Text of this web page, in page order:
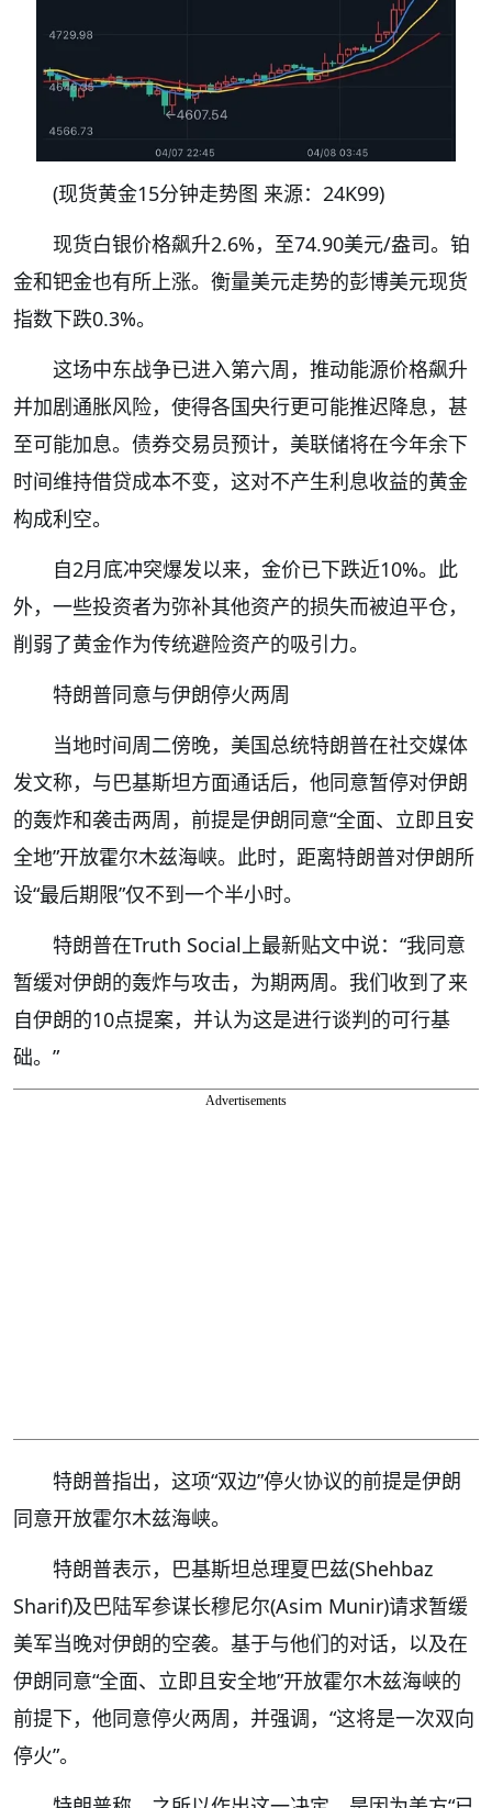
(现货黄金15分钟走势图 来源：24K99)
现货白银价格飙升2.6%，至74.90美元/盎司。铂
金和钯金也有所上涨。衡量美元走势的彭博美元现货
指数下跌0.3%。
这场中东战争已进入第六周，推动能源价格飙升
并加剧通胀风险，使得各国央行更可能推迟降息，甚
至可能加息。债券交易员预计，美联储将在今年余下
时间维持借贷成本不变，这对不产生利息收益的黄金
构成利空。
自2月底冲突爆发以来，金价已下跌近10%。此
外，一些投资者为弥补其他资产的损失而被迫平仓，
削弱了黄金作为传统避险资产的吸引力。
特朗普同意与伊朗停火两周
当地时间周二傍晚，美国总统特朗普在社交媒体
发文称，与巴基斯坦方面通话后，他同意暂停对伊朗
的轰炸和袭击两周，前提是伊朗同意“全面、立即且安
全地”开放霍尔木兹海峡。此时，距离特朗普对伊朗所
设“最后期限”仅不到一个半小时。
特朗普在Truth Social上最新贴文中说：“我同意
暂缓对伊朗的轰炸与攻击，为期两周。我们收到了来
自伊朗的10点提案，并认为这是进行谈判的可行基
础。”
Advertisements
特朗普指出，这项“双边”停火协议的前提是伊朗
同意开放霍尔木兹海峡。
特朗普表示，巴基斯坦总理夏巴兹(Shehbaz
Sharif)及巴陆军参谋长穆尼尔(Asim Munir)请求暂缓
美军当晚对伊朗的空袭。基于与他们的对话，以及在
伊朗同意“全面、立即且安全地”开放霍尔木兹海峡的
前提下，他同意停火两周，并强调，“这将是一次双向
停火”。